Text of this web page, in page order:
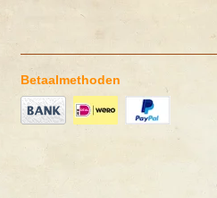
Betaalmethoden